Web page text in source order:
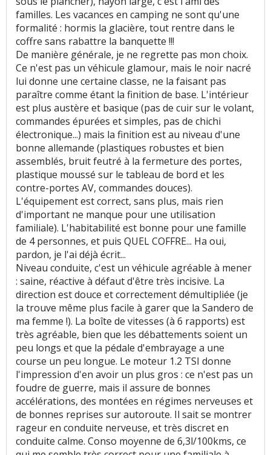
Temps de charge:4aiment1 n'aime pas
Boîte de vitesses (agrément, longueur des
rapports): 3aiment3n'aiment pas
Rapport qualité/prix:12aiment
Style:7aiment 6n'aiment pas
Résistance peinture :1aime9n'aiment pas
Equipement: 18aiment3n'aiment pas
Poids:3 n'aiment pas
Eclairage:1aime
Fiabilité:52aiment23n'aiment pas
Service après vente: 3aiment 9n'aiment pas
Entretien (coût):7 aiment3n'aiment pas
Prix pièces détach.: 1aime 2 n'aiment pas
Coût assurance:1aime
Accessibilité moteur:3aiment
familles. Les vacances en camping ne sont qu'une
formalité : hormis la glacière, tout rentre dans le
coffre sans rabattre la banquette !!!
De manière générale, je ne regrette pas mon choix.
Ce n'est pas un véhicule glamour, mais le noir nacré
lui donne une certaine classe, ne la faisant pas
paraître comme étant la finition de base. L'intérieur
est plus austère et basique (pas de cuir sur le volant,
commandes épurées et simples, pas de chichi
électronique...) mais la finition est au niveau d'une
bonne allemande (plastiques robustes et bien
assemblés, bruit feutré à la fermeture des portes,
plastique moussé sur le tableau de bord et les
contre-portes AV, commandes douces).
L'équipement est correct, sans plus, mais rien
d'important ne manque pour une utilisation
familiale). L'habitabilité est bonne pour une famille
de 4 personnes, et puis QUEL COFFRE... Ha oui,
pardon, je l'ai déjà écrit...
Niveau conduite, c'est un véhicule agréable à mener
: saine, réactive à défaut d'être très incisive. La
direction est douce et correctement démultipliée (je
la trouve même plus facile à garer que la Sandero de
ma femme !). La boîte de vitesses (à 6 rapports) est
très agréable, bien que les débattements soient un
peu longs et que la pédale d'embrayage a une
course un peu longue. Le moteur 1.2 TSI donne
l'impression d'en avoir un plus gros : ce n'est pas un
foudre de guerre, mais il assure de bonnes
accélérations, des montées en régimes nerveuses et
de bonnes reprises sur autoroute. Il sait se montrer
rageur en conduite nerveuse, et très discret en
conduite calme. Conso moyenne de 6,3l/100kms, ce